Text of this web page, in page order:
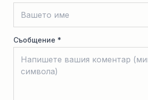
Съобщение *